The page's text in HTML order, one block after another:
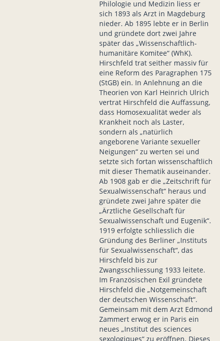
Philologie und Medizin liess er
sich 1893 als Arzt in Magdeburg
nieder. Ab 1895 lebte er in Berlin
und gründete dort zwei Jahre
später das „Wissenschaftlich-
humanitäre Komitee“ (WhK).
Hirschfeld trat seither massiv für
eine Reform des Paragraphen 175
(StGB) ein. In Anlehnung an die
Theorien von Karl Heinrich Ulrich
vertrat Hirschfeld die Auffassung,
dass Homosexualität weder als
Krankheit noch als Laster,
sondern als „natürlich
angeborene Variante sexueller
Neigungen“ zu werten sei und
setzte sich fortan wissenschaftlich
mit dieser Thematik auseinander.
Ab 1908 gab er die „Zeitschrift für
Sexualwissenschaft“ heraus und
gründete zwei Jahre später die
„Ärztliche Gesellschaft für
Sexualwissenschaft und Eugenik“.
1919 erfolgte schliesslich die
Gründung des Berliner „Instituts
für Sexualwissenschaft“, das
Hirschfeld bis zur
Zwangsschliessung 1933 leitete.
Im Französischen Exil gründete
Hirschfeld die „Notgemeinschaft
der deutschen Wissenschaft“.
Gemeinsam mit dem Arzt Edmond
Zammert erwog er in Paris ein
neues „Institut des sciences
sexologiques“ zu eröffnen. Dieses